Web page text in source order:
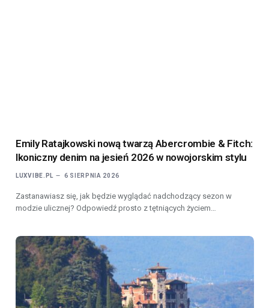
Emily Ratajkowski nową twarzą Abercrombie & Fitch:
Ikoniczny denim na jesień 2026 w nowojorskim stylu
LUXVIBE.PL 6 SIERPNIA 2026
Zastanawiasz się, jak będzie wyglądać nadchodzący sezon w
modzie ulicznej? Odpowiedź prosto z tętniących życiem…